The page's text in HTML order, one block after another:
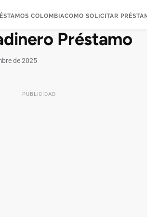
COLOMBIACOMO SOLICITAR
Préstamo
de 2025
PUBLICIDAD